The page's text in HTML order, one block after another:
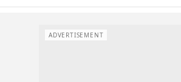
ADVERTISEMENT